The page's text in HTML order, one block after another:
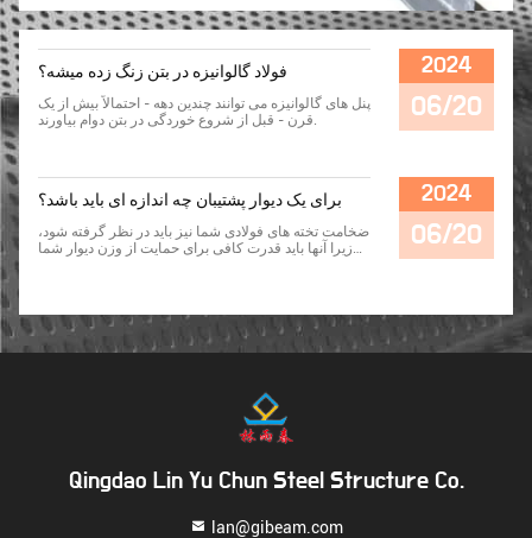
فولاد گالوانیزه در بتن زنگ زده میشه؟
پنل های گالوانیزه می توانند چندین دهه - احتمالاً بیش از یک
قرن - قبل از شروع خوردگی در بتن دوام بیاورند.
2024
06/20
برای یک دیوار پشتیبان چه اندازه ای باید باشد؟
ضخامت تخته های فولادی شما نیز باید در نظر گرفته شود،
زیرا آنها باید قدرت کافی برای حمایت از وزن دیوار شما
مشورت کنید.
2024
06/20
Qingdao Lin Yu Chun Steel Structure Co.
lan@gibeam.com